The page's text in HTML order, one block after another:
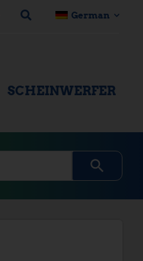
German
SCHEINWERFER